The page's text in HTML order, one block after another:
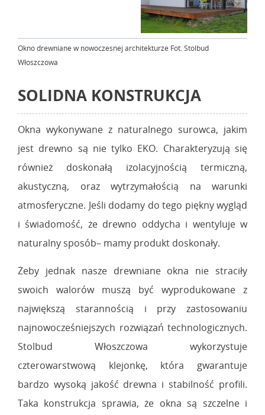
Okno drewniane w nowoczesnej architekturze Fot. Stolbud
Włoszczowa
SOLIDNA KONSTRUKCJA
Okna wykonywane z naturalnego surowca, jakim
jest drewno są nie tylko EKO. Charakteryzują się
również doskonałą izolacyjnością termiczną,
akustyczną, oraz wytrzymałością na warunki
atmosferyczne. Jeśli dodamy do tego piękny wygląd
i świadomość, że drewno oddycha i wentyluje w
naturalny sposób– mamy produkt doskonały.
Żeby jednak nasze drewniane okna nie straciły
swoich walorów muszą być wyprodukowane z
największą starannością i przy zastosowaniu
najnowocześniejszych rozwiązań technologicznych.
Stolbud Włoszczowa wykorzystuje
czterowarstwową klejonkę, która gwarantuje
bardzo wysoką jakość drewna i stabilność profili.
Taka konstrukcja sprawia, że okna są szczelne i